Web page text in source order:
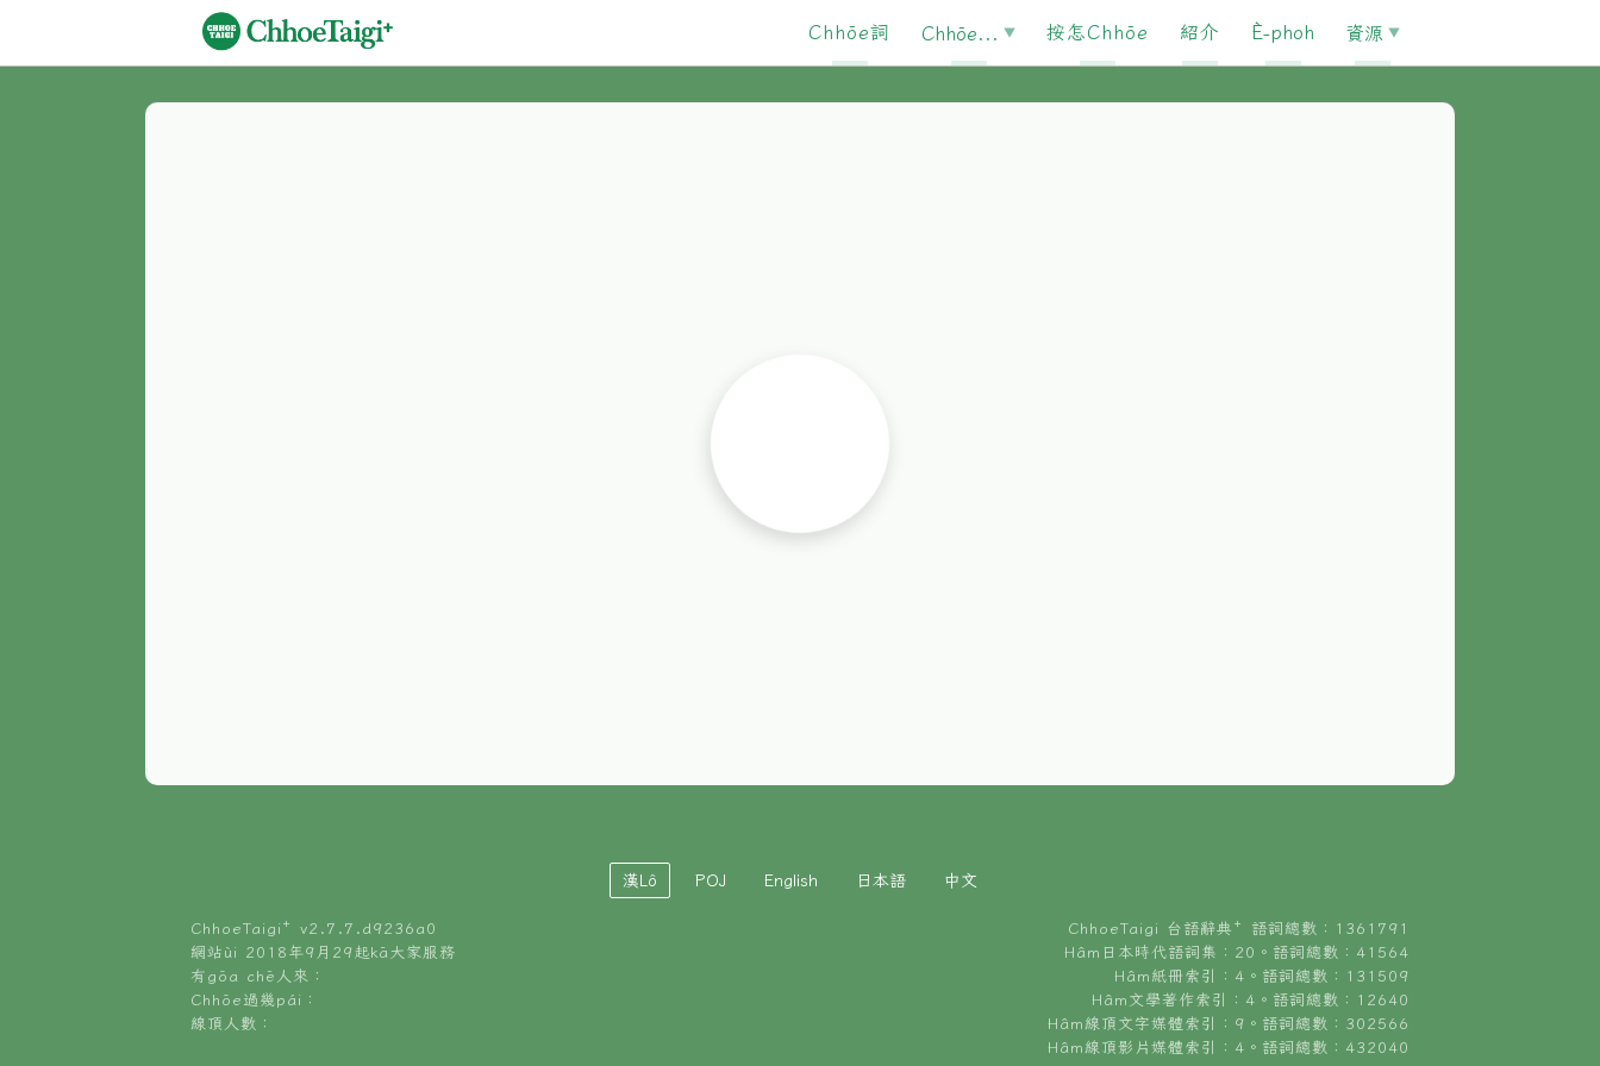
Chhōe詞 Chhōe... 按怎Chhōe 紹介 È-phoh 資源
漢Lô POJ English 日本語 中文
ChhoeTaigi⁺ v2.7.7.d9236a0
網站ùi 2018年9月29起kā大家服務
有gōa chē人來：
Chhōe過幾pái：
線頂人數：
ChhoeTaigi 台語辭典⁺ 語詞總數：1361791
Hâm日本時代語詞集：20。語詞總數：41564
Hâm紙冊索引：4。語詞總數：131509
Hâm文學著作索引：4。語詞總數：12640
Hâm線頂文字媒體索引：9。語詞總數：302566
Hâm線頂影片媒體索引：4。語詞總數：432040